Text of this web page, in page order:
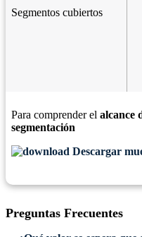
Segmentos cubiertos
Para comprender el alcance
segmentación
Descargar
Preguntas Frecuentes